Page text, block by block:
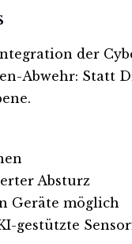
der
Abwehr: Statt
Absturz
Geräte möglich
gestützte